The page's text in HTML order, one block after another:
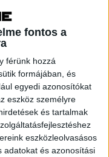
fontos a
férünk hozzá
formájában, és
egyedi azonosítókat
eszköz személyre
és tartalmak
eszközleolvasásos
adatokat és azonosítási
szükség van
év fölöttieknek 2023-
mellett az is
olyanok, akik
elő, a
vasat tart a